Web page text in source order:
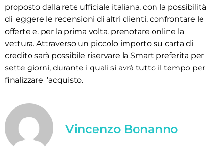
proposto dalla rete ufficiale italiana, con la possibilità
di leggere le recensioni di altri clienti, confrontare le
offerte e, per la prima volta, prenotare online la
vettura. Attraverso un piccolo importo su carta di
credito sarà possibile riservare la Smart preferita per
sette giorni, durante i quali si avrà tutto il tempo per
finalizzare l’acquisto.
Vincenzo Bonanno